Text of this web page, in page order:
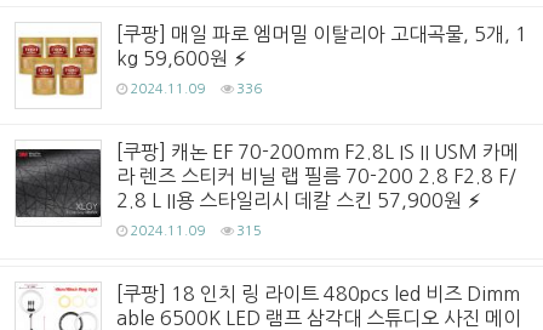
[쿠팡] 매일 파로 엠머밀 이탈리아 고대곡물, 5개, 1
kg 59,600원
2024.11.09 336
[쿠팡] 캐논 EF 70-200mm F2.8L IS II USM 카메
라 렌즈 스티커 비닐 랩 필름 70-200 2.8 F2.8 F/
2.8 L II용 스타일리시 데칼 스킨 57,900원
2024.11.09 315
[쿠팡] 18 인치 링 라이트 480pcs led 비즈 Dimm
able 6500K LED 램프 삼각대 스튜디오 사진 메이